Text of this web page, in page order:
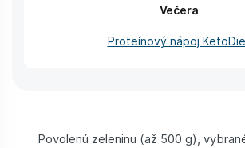
Večera
Proteínový nápoj
Povolenú zeleninu (až 500 g),